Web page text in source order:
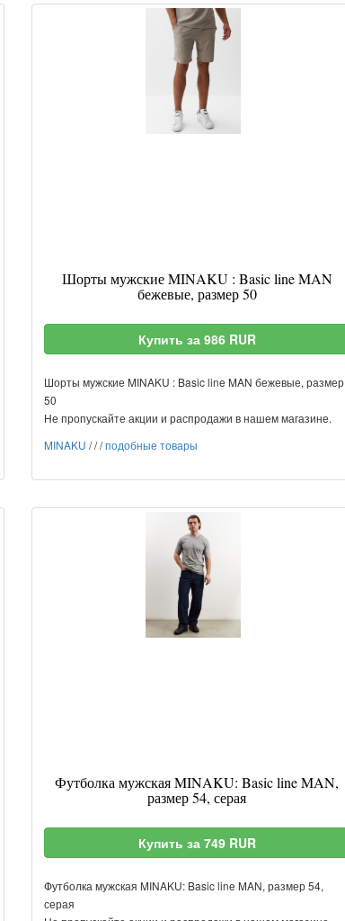
Шорты мужские MINAKU : Basic line MAN
бежевые, размер 50
Купить за 986 RUR
Шорты мужские MINAKU : Basic line MAN бежевые, размер
50
Не пропускайте акции и распродажи в нашем магазине.
MINAKU ///подобные товары
Футболка мужская MINAKU: Basic line MAN,
размер 54, серая
Купить за 749 RUR
Футболка мужская MINAKU: Basic line MAN, размер 54,
серая